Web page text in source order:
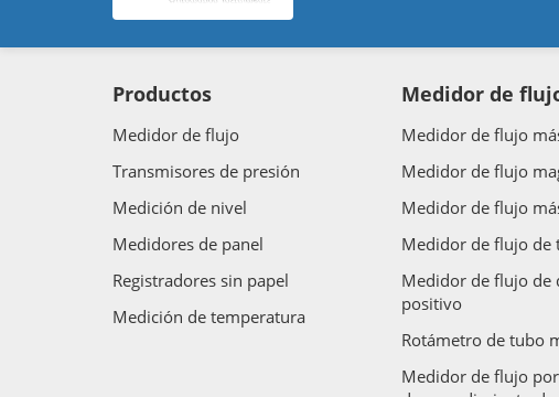
Productos
Medidor de flujo
Transmisores de presión
Medición de nivel
Medidores de panel
Registradores sin papel
Medición de temperatura
Medidor de
Medidor de flujo
Medidor de flujo
Medidor de flujo
Medidor de flujo de
Medidor de flujo de
positivo
Rotámetro de tubo
Medidor de flujo por